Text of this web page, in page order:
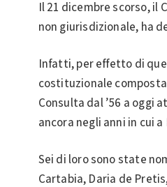
Il 21 dicembre scorso, il
non giurisdizionale, ha
Infatti, per effetto di
costituzionale
Consulta dal ’56 a oggi
ancora negli anni in cui
Sei di loro sono state
Cartabia, Daria de